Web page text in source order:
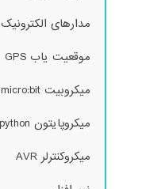
مدارهای الکترونیک
موقعیت یاب GPS
میکروبیت micro:bit
میکروپایتون Micropython
میکروکنترلر AVR